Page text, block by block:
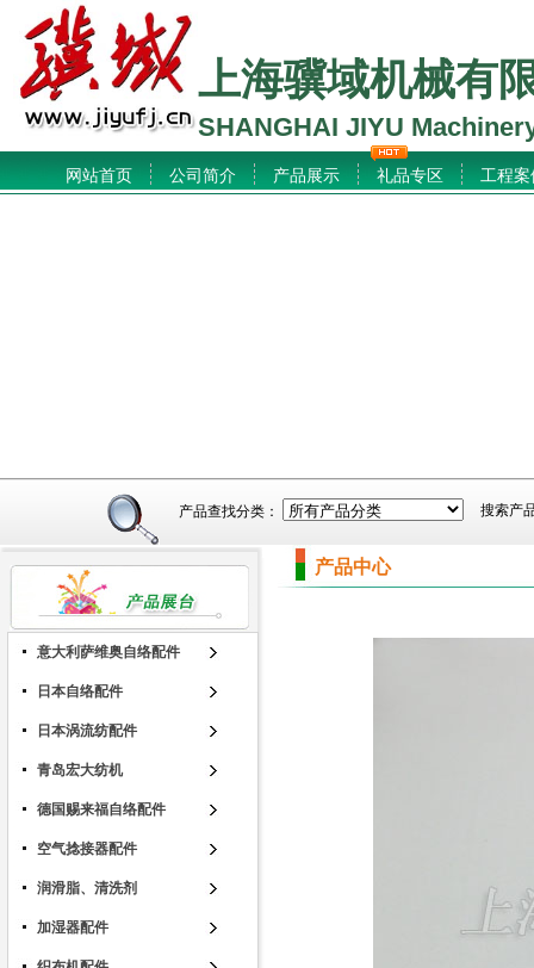
上海骥域机械有
SHANGHAI JIYU
网站首页 公司简介 产品展示 礼品专区 工程案
产品查找分类： 搜索产
意大利萨维奥自络配件
日本自络配件
日本涡流纺配件
青岛宏大纺机
德国赐来福自络配件
空气捻接器配件
润滑脂、清洗剂
加湿器配件
产品中心